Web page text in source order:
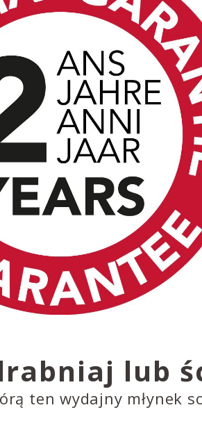
lub
ten wydajny młynek